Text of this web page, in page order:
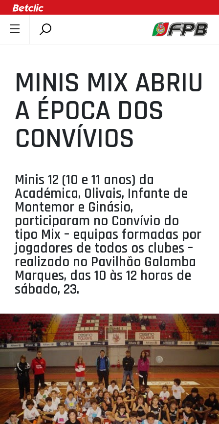
ÚLTIMAS
COMPETIÇÕES
ASSOCIAÇÕES
CLUBES
AGENTES
SELEÇÕES
MINIBASQUETE
ÁREA TÉCNICA
PROJETOS
LIGA BETCLIC MASCULINA
LIGA BETCLIC FEMININA
MINIS MIX ABRIU
A ÉPOCA DOS
CONVÍVIOS
Minis 12 (10 e 11 anos) da
Académica, Olivais, Infante de
Montemor e Ginásio,
participaram no Convívio do
tipo Mix – equipas formadas por
jogadores de todos os clubes –
realizado no Pavilhão Galamba
Marques, das 10 às 12 horas de
sábado, 23.